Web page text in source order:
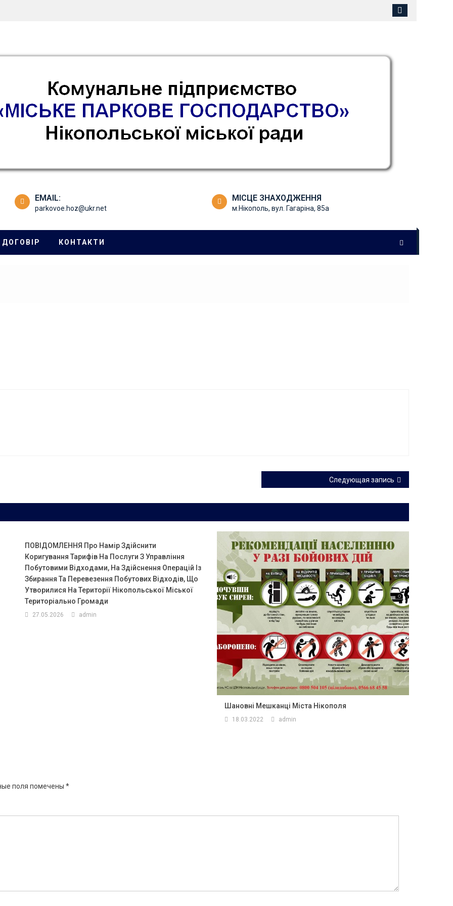
EMAIL:
parkovoe.hoz@ukr.net
МІСЦЕ ЗНАХОДЖЕННЯ
м.Нікополь, вул. Гагаріна, 85а
КОНТАКТИ
Следующая запись
ПОВІДОМЛЕННЯ Про Намір Здійснити
Коригування Тарифів На Послуги З Управління
Побутовими Відходами, На Здійснення Операцій Із
Збирання Та Перевезення Побутових Відходів, Що
Утворилися На Території Нікопольської Міської
Територіально Громади
27.05.2026 admin
Шановні Мешканці Міста Нікополя
18.03.2022 admin
поля помечены *